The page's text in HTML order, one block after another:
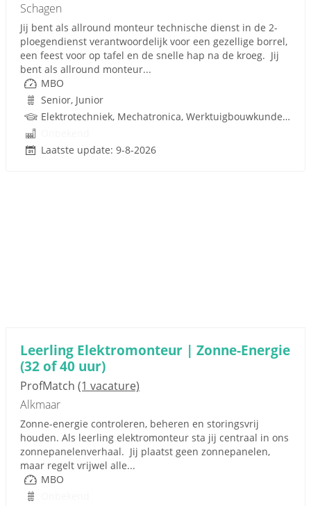
Schagen
Jij bent als allround monteur technische dienst in de 2-
ploegendienst verantwoordelijk voor een gezellige borrel,
een feest voor op tafel en de snelle hap na de kroeg. Jij
bent als allround monteur...
MBO
Senior, Junior
Elektrotechniek, Mechatronica, Werktuigbouwkunde, Pneumatiek, Techniek
Laatste update: 9-8-2026
Leerling Elektromonteur | Zonne-Energie
(32 of 40 uur)
ProfMatch (1 vacature)
Alkmaar
Zonne-energie controleren, beheren en storingsvrij
houden. Als leerling elektromonteur sta jij centraal in ons
zonnepanelenverhaal. Jij plaatst geen zonnepanelen,
maar regelt vrijwel alle...
MBO